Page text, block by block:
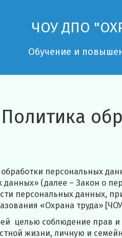
ЧОУ ДПО
Обучение и
Политика
персональных
данных» (далее – Закон о
персональных данных,
«Охрана труда»
целью соблюдение прав
жизни, личную и